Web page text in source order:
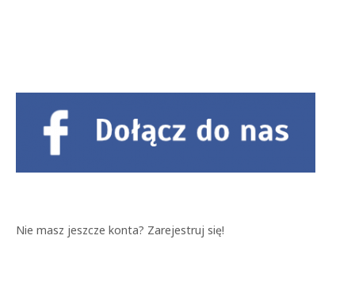
Nie masz jeszcze konta? Zarejestruj się!